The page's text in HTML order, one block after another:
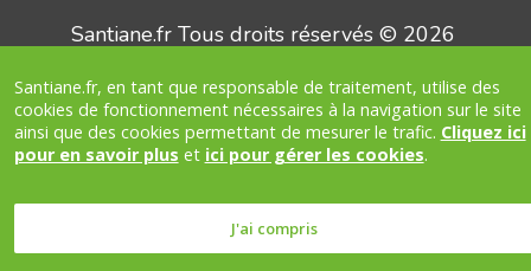
Santiane.fr, en tant que responsable de traitement, utilise des
cookies de fonctionnement nécessaires à la navigation sur le site
ainsi que des cookies permettant de mesurer le trafic. Cliquez ici
pour en savoir plus et ici pour gérer les cookies.
J'ai compris
headphones_customer_support_human Besoin d’un conseil ?
Nous vous appelons
Santiane.fr Tous droits réservés © 2026